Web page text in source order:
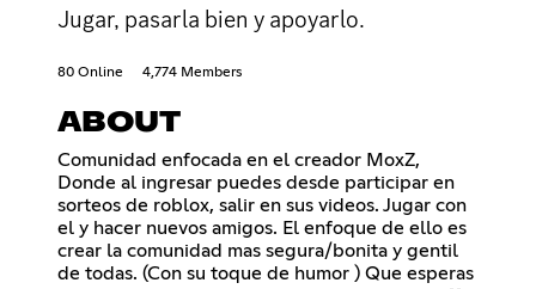
Jugar, pasarla bien y apoyarlo.
80 Online 4,774 Members
ABOUT
Comunidad enfocada en el creador MoxZ,
Donde al ingresar puedes desde participar en
sorteos de roblox, salir en sus videos. Jugar con
el y hacer nuevos amigos. El enfoque de ello es
crear la comunidad mas segura/bonita y gentil
de todas. (Con su toque de humor ) Que esperas